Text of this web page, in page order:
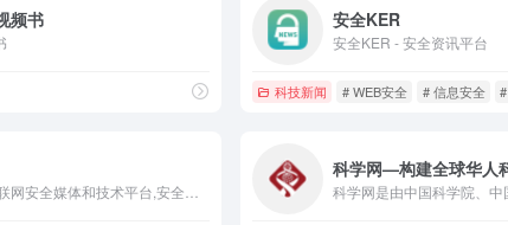
频书 安全KER
安全KER - 安全资讯平台
科技新闻 # WEB安全 # 信息安全
科学网—构建全球华人